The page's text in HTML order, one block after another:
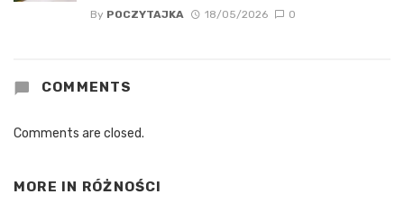
By POCZYTAJKA 18/05/2026 0
COMMENTS
Comments are closed.
MORE IN RÓŻNOŚCI